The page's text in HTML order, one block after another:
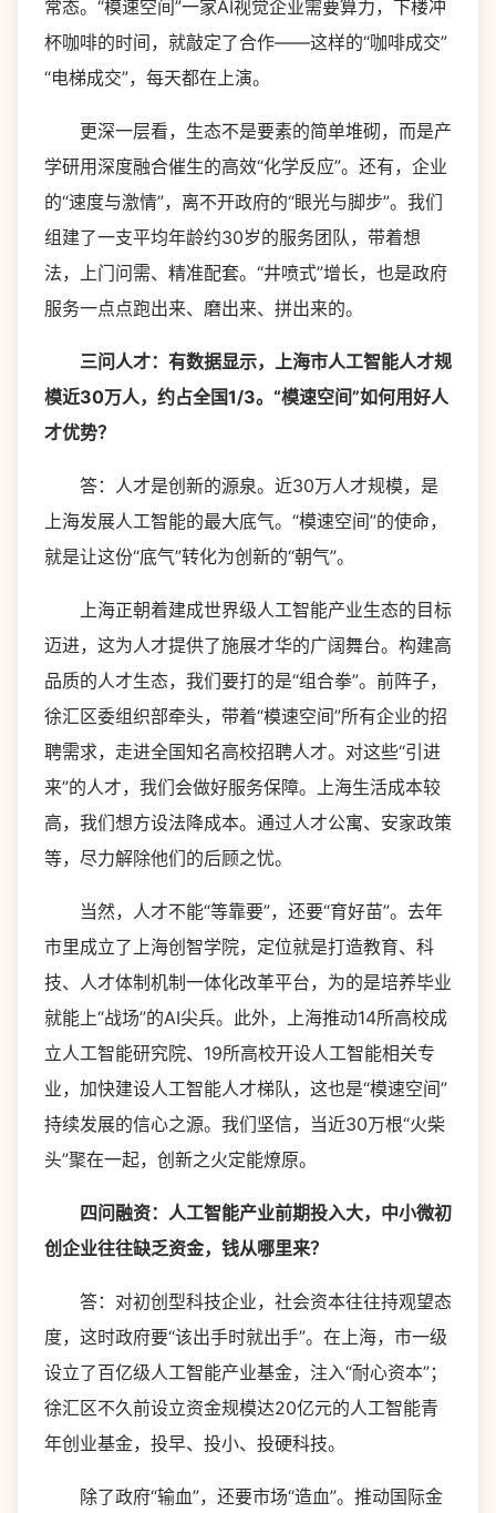
常态。“模速空间”一家AI视觉企业需要算力，下楼冲
杯咖啡的时间，就敲定了合作——这样的“咖啡成交”
“电梯成交”，每天都在上演。
更深一层看，生态不是要素的简单堆砌，而是产
学研用深度融合催生的高效“化学反应”。还有，企业
的“速度与激情”，离不开政府的“眼光与脚步”。我们
组建了一支平均年龄约30岁的服务团队，带着想
法，上门问需、精准配套。“井喷式”增长，也是政府
服务一点点跑出来、磨出来、拼出来的。
三问人才：有数据显示，上海市人工智能人才规
模近30万人，约占全国1/3。“模速空间”如何用好人
才优势？
答：人才是创新的源泉。近30万人才规模，是
上海发展人工智能的最大底气。“模速空间”的使命，
就是让这份“底气”转化为创新的“朝气”。
上海正朝着建成世界级人工智能产业生态的目标
迈进，这为人才提供了施展才华的广阔舞台。构建高
品质的人才生态，我们要打的是“组合拳”。前阵子，
徐汇区委组织部牵头，带着“模速空间”所有企业的招
聘需求，走进全国知名高校招聘人才。对这些“引进
来”的人才，我们会做好服务保障。上海生活成本较
高，我们想方设法降成本。通过人才公寓、安家政策
等，尽力解除他们的后顾之忧。
当然，人才不能“等靠要”，还要“育好苗”。去年
市里成立了上海创智学院，定位就是打造教育、科
技、人才体制机制一体化改革平台，为的是培养毕业
就能上“战场”的AI尖兵。此外，上海推动14所高校成
立人工智能研究院、19所高校开设人工智能相关专
业，加快建设人工智能人才梯队，这也是“模速空间”
持续发展的信心之源。我们坚信，当近30万根“火柴
头”聚在一起，创新之火定能燎原。
四问融资：人工智能产业前期投入大，中小微初
创企业往往缺乏资金，钱从哪里来？
答：对初创型科技企业，社会资本往往持观望态
度，这时政府要“该出手时就出手”。在上海，市一级
设立了百亿级人工智能产业基金，注入“耐心资本”；
徐汇区不久前设立资金规模达20亿元的人工智能青
年创业基金，投早、投小、投硬科技。
除了政府“输血”，还要市场“造血”。推动国际金